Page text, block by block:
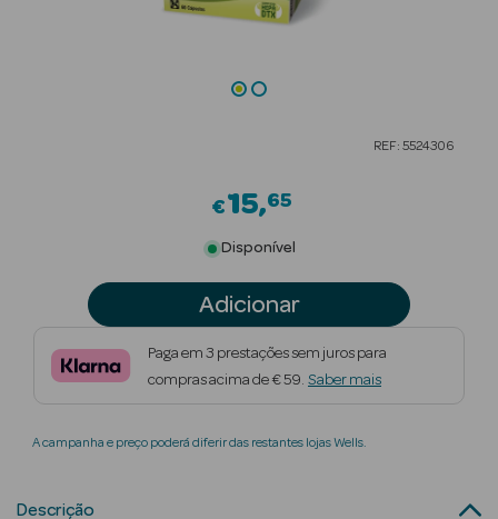
Beauty Season
Nutricosmética
Perfumes
Beauty Season
REF: 5524306
€15 65
Disponível
Adicionar
Paga em 3 prestações sem juros para
compras acima de € 59. Saber mais
A campanha e preço poderá diferir das restantes lojas Wells.
Descrição